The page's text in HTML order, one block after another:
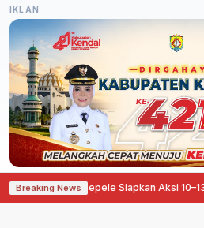
IKLAN
Breaking News
Pati Ora Sepele Siapkan Aksi 10–13